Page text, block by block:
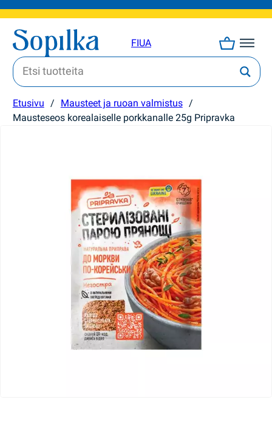
FIUA
Etusivu / Mausteet ja ruoan valmistus /
Mausteseos korealaiselle porkkanalle 25g Pripravka